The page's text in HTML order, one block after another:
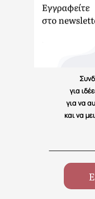
Εγγραφείτε
στο
για
για να
και να